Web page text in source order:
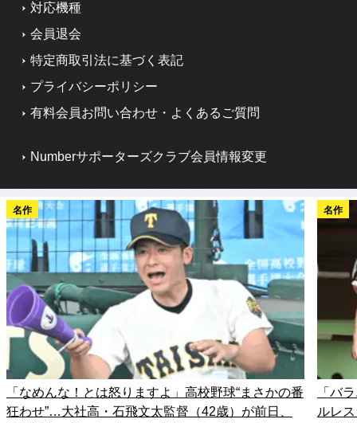
対応機種
会員退会
特定商取引法に基づく表記
プライバシーポリシー
有料会員お問い合わせ・よくあるご質問
Numberサポーターズクラブ会員情報変更
名作
「なめんな！とは怒りますよ」高校野球“まさかの番
狂わせ”…大社高・石飛文太監督（42歳）が前日、
名作
「バ
ルレ